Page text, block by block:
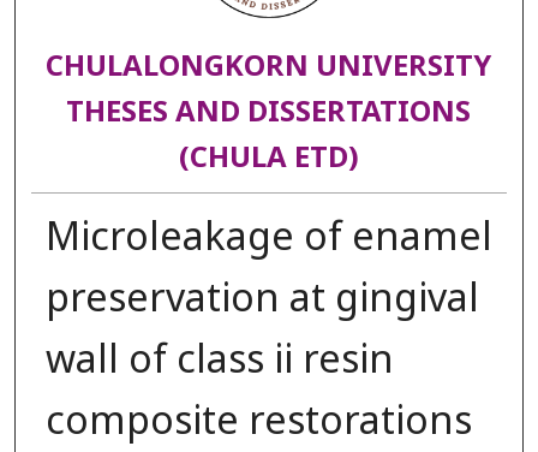
CHULALONGKORN UNIVERSITY
THESES AND DISSERTATIONS
(CHULA ETD)
Microleakage of enamel
preservation at gingival
wall of class ii resin
composite restorations